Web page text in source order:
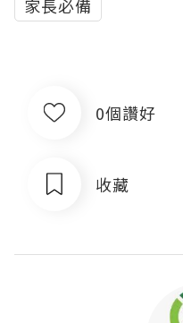
家長必備
0個讚好
收藏